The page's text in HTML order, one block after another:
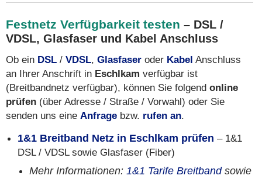
Festnetz Verfügbarkeit testen – DSL /
VDSL, Glasfaser und Kabel Anschluss
Ob ein DSL / VDSL, Glasfaser oder Kabel Anschluss
an Ihrer Anschrift in Eschlkam verfügbar ist
(Breitbandnetz verfügbar), können Sie folgend online
prüfen (über Adresse / Straße / Vorwahl) oder Sie
senden uns eine Anfrage bzw. rufen an.
1&1 Breitband Netz in Eschlkam prüfen – 1&1
DSL / VDSL sowie Glasfaser (Fiber)
Mehr Informationen: 1&1 Tarife Breitbandsowie